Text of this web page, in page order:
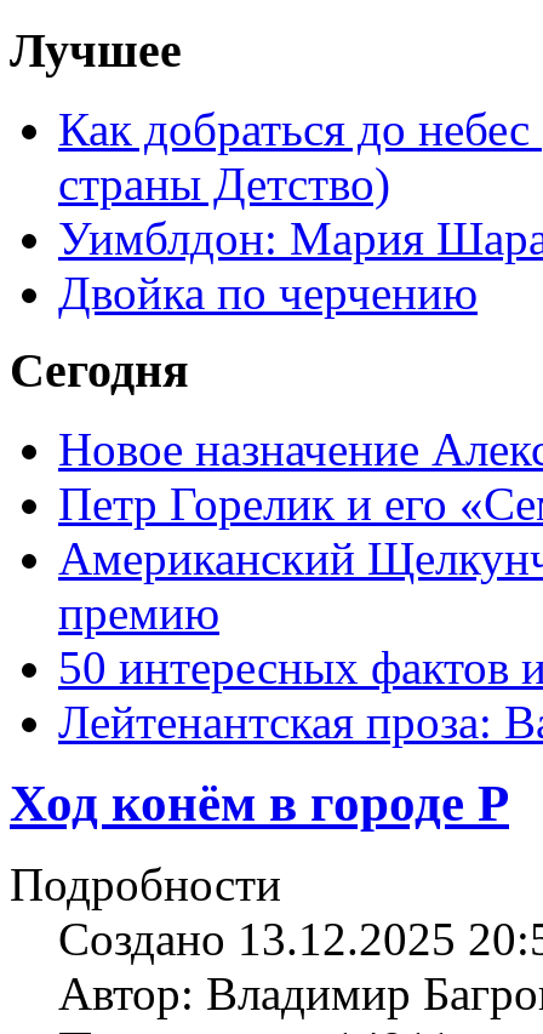
Лучшее
Как добраться до
страны Детство)
Уимблдон: Мария
Двойка по черчению
Сегодня
Новое назначение
Петр Горелик и его
Американский
премию
50 интересных фактов
Лейтенантская проза:
Ход конём в городе Р
Подробности
Создано 13.12.2025
Автор: Владимир